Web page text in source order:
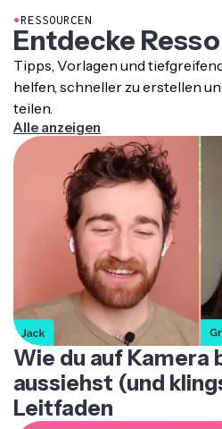
●RESSOURCEN
Entdecke
Tipps, Vorlagen und
helfen, schneller zu erstellen
teilen.
Alle anzeigen
Wie du auf Kamera
aussiehst (und
Leitfaden